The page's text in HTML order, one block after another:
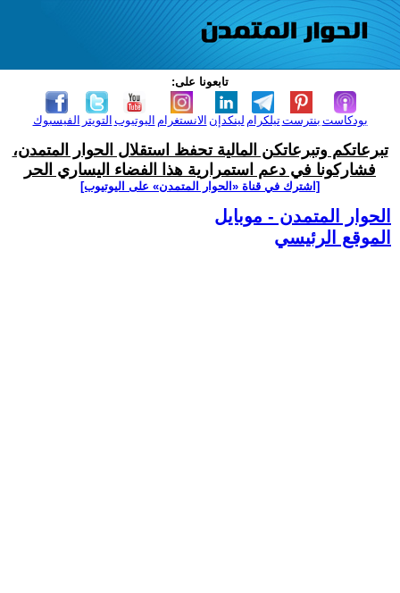
تابعونا على:
الفيسبوك التويتر اليوتيوب الانستغرام لينكدإن تيلكرامبنترست بودكاست
تبرعاتكم وتبرعاتكن المالية تحفظ استقلال الحوار المتمدن،
فشاركونا في دعم استمرارية هذا الفضاء اليساري الحر
[اشترك في قناة ‫«الحوار المتمدن» على اليوتيوب]
الحوار المتمدن - موبايل
الموقع الرئيسي